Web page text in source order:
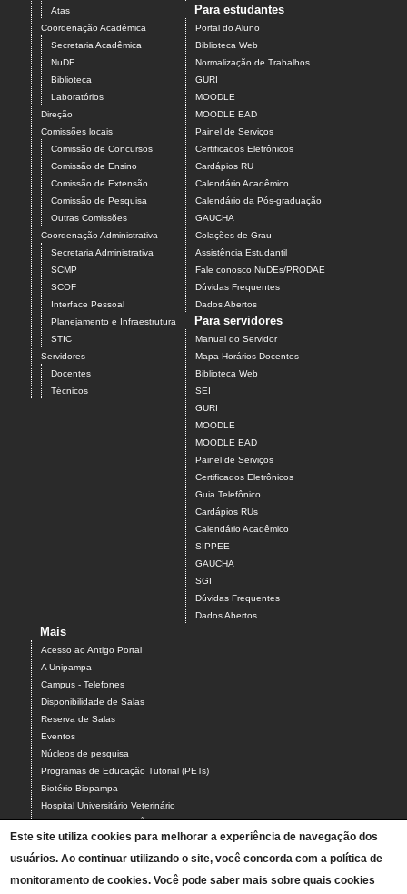
Atas
Coordenação Acadêmica
Secretaria Acadêmica
NuDE
Biblioteca
Laboratórios
Direção
Comissões locais
Comissão de Concursos
Comissão de Ensino
Comissão de Extensão
Comissão de Pesquisa
Outras Comissões
Coordenação Administrativa
Secretaria Administrativa
SCMP
SCOF
Interface Pessoal
Planejamento e Infraestrutura
STIC
Servidores
Docentes
Técnicos
Para estudantes
Portal do Aluno
Biblioteca Web
Normalização de Trabalhos
GURI
MOODLE
MOODLE EAD
Painel de Serviços
Certificados Eletrônicos
Cardápios RU
Calendário Acadêmico
Calendário da Pós-graduação
GAUCHA
Colações de Grau
Assistência Estudantil
Fale conosco NuDEs/PRODAE
Dúvidas Frequentes
Dados Abertos
Para servidores
Manual do Servidor
Mapa Horários Docentes
Biblioteca Web
SEI
GURI
MOODLE
MOODLE EAD
Painel de Serviços
Certificados Eletrônicos
Guia Telefônico
Cardápios RUs
Calendário Acadêmico
SIPPEE
GAUCHA
SGI
Dúvidas Frequentes
Dados Abertos
Mais
Acesso ao Antigo Portal
A Unipampa
Campus - Telefones
Disponibilidade de Salas
Reserva de Salas
Eventos
Núcleos de pesquisa
Programas de Educação Tutorial (PETs)
Biotério-Biopampa
Hospital Universitário Veterinário
Chamados MANUTENÇÃO PREDIAL E AR-CONDICIONADO
Chamados TIC-ASCOM-DIV BIBLIOTECAS-PROCADI
Comissão Eleitoral Local (CEL campus Uruguaiana)
Coordenação Local de Laboratórios
Este site utiliza cookies para melhorar a experiência de navegação dos
usuários. Ao continuar utilizando o site, você concorda com a política de
monitoramento de cookies. Você pode saber mais sobre quais cookies